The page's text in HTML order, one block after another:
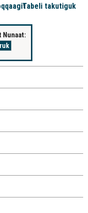
Tabeli takutiguk